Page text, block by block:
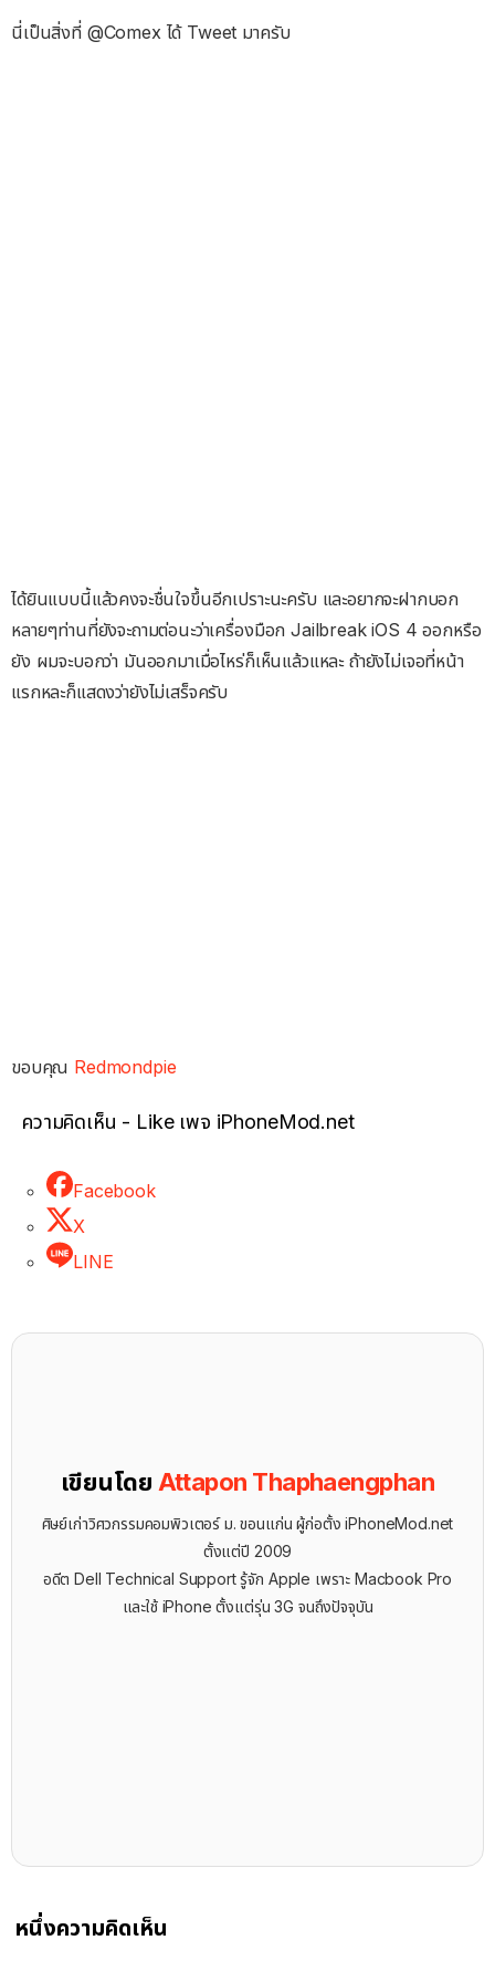
นี่เป็นสิ่งที่ @Comex ได้ Tweet มาครับ
ได้ยินแบบนี้แล้วคงจะชื่นใจขึ้นอีกเปราะนะครับ และอยากจะฝากบอก
หลายๆท่านที่ยังจะถามต่อนะว่าเครื่องมือก Jailbreak iOS 4 ออกหรือ
ยัง ผมจะบอกว่า มันออกมาเมื่อไหร่ก็เห็นแล้วแหละ ถ้ายังไม่เจอที่หน้า
แรกหละก็แสดงว่ายังไม่เสร็จครับ
ขอบคุณ Redmondpie
ความคิดเห็น - Like เพจ iPhoneMod.net
Facebook
X
LINE
เขียนโดย Attapon Thaphaengphan
ศิษย์เก่าวิศวกรรมคอมพิวเตอร์ ม. ขอนแก่น ผู้ก่อตั้ง iPhoneMod.net
ตั้งแต่ปี 2009
อดีต Dell Technical Support รู้จัก ​Apple เพราะ Macbook Pro
และใช้ iPhone ตั้งแต่รุ่น 3G จนถึงปัจจุบัน
หนึ่งความคิดเห็น